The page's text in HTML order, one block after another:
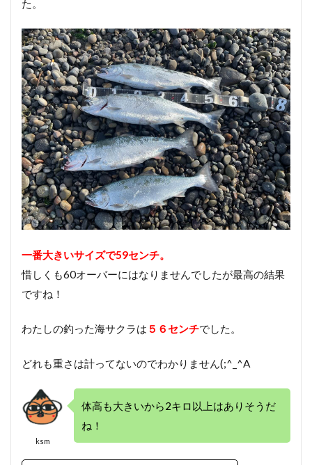
た。
一番大きいサイズで59センチ。
惜しくも60オーバーにはなりませんでしたが最高の結果
ですね！
わたしの釣った海サクラは ５６センチでした。
どれも重さは計ってないのでわかりません(;^_^A
ksm
体高も大きいから2キロ以上はありそうだ
ね！